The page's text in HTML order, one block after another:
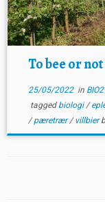
To bee or
25/05/2022in
tagged biologi/
/pæretrær/villbier